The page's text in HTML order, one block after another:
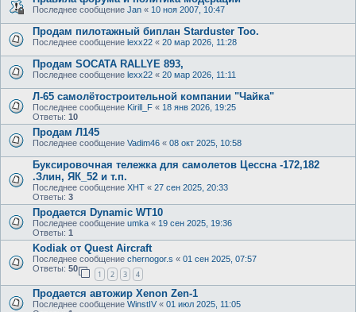
Последнее сообщение Jan « 10 ноя 2007, 10:47
Продам пилотажный биплан Starduster Too.
Последнее сообщение lexx22 « 20 мар 2026, 11:28
Продам SOCATA RALLYE 893,
Последнее сообщение lexx22 « 20 мар 2026, 11:11
Л-65 самолётостроительной компании "Чайка"
Последнее сообщение Kirill_F « 18 янв 2026, 19:25
Ответы: 10
Продам Л145
Последнее сообщение Vadim46 « 08 окт 2025, 10:58
Буксировочная тележка для самолетов Цессна -172,182
.Злин, ЯК_52 и т.п.
Последнее сообщение ХНТ « 27 сен 2025, 20:33
Ответы: 3
Продается Dynamic WT10
Последнее сообщение umka « 19 сен 2025, 19:36
Ответы: 1
Kodiak от Quest Aircraft
Последнее сообщение chernogor.s « 01 сен 2025, 07:57
Ответы: 50
1 2 3 4
Продается автожир Xenon Zen-1
Последнее сообщение WinstIV « 01 июл 2025, 11:05